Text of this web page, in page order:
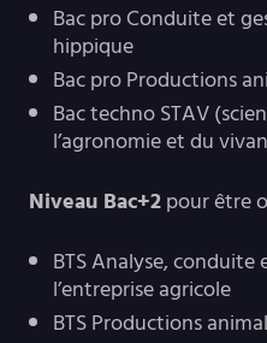
Bac pro Conduite et
hippique
Bac pro Productions
Bac techno STAV
l’agronomie et du
Niveau Bac+2pour être
BTS Analyse,
l’entreprise agricole
BTS Productions